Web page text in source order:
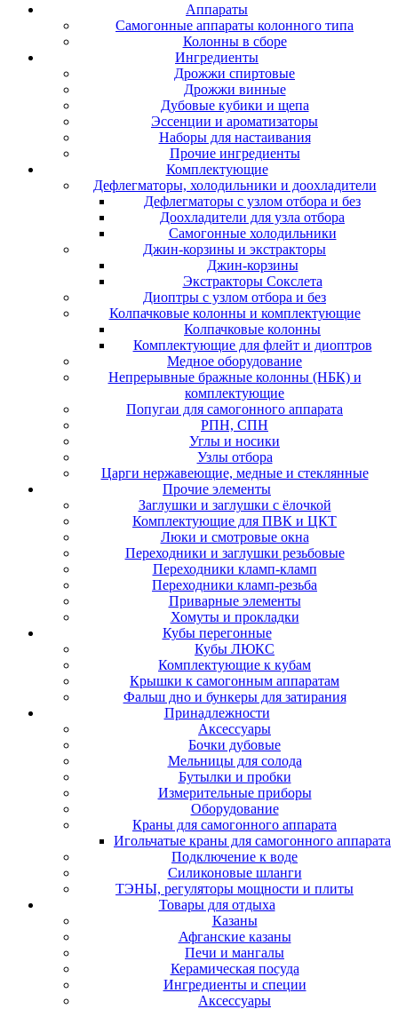
Аппараты
Самогонные аппараты колонного типа
Колонны в сборе
Ингредиенты
Дрожжи спиртовые
Дрожжи винные
Дубовые кубики и щепа
Эссенции и ароматизаторы
Наборы для настаивания
Прочие ингредиенты
Комплектующие
Дефлегматоры, холодильники и доохладители
Дефлегматоры с узлом отбора и без
Доохладители для узла отбора
Самогонные холодильники
Джин-корзины и экстракторы
Джин-корзины
Экстракторы Сокслета
Диоптры с узлом отбора и без
Колпачковые колонны и комплектующие
Колпачковые колонны
Комплектующие для флейт и диоптров
Медное оборудование
Непрерывные бражные колонны (НБК) и
комплектующие
Попугаи для самогонного аппарата
РПН, СПН
Углы и носики
Узлы отбора
Царги нержавеющие, медные и стеклянные
Прочие элементы
Заглушки и заглушки с ёлочкой
Комплектующие для ПВК и ЦКТ
Люки и смотровые окна
Переходники и заглушки резьбовые
Переходники кламп-кламп
Переходники кламп-резьба
Приварные элементы
Хомуты и прокладки
Кубы перегонные
Кубы ЛЮКС
Комплектующие к кубам
Крышки к самогонным аппаратам
Фальш дно и бункеры для затирания
Принадлежности
Аксессуары
Бочки дубовые
Мельницы для солода
Бутылки и пробки
Измерительные приборы
Оборудование
Краны для самогонного аппарата
Игольчатые краны для самогонного аппарата
Подключение к воде
Силиконовые шланги
ТЭНЫ, регуляторы мощности и плиты
Товары для отдыха
Казаны
Афганские казаны
Печи и мангалы
Керамическая посуда
Ингредиенты и специи
Аксессуары